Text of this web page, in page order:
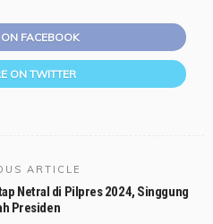
FACEBOOK
ON TWITTER
ARTICLE
Netral di Pilpres 2024, Singgung
Presiden